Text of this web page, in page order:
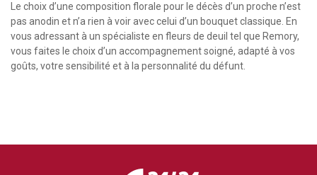
Le choix d’une composition florale pour le décès d’un proche n’est
pas anodin et n’a rien à voir avec celui d’un bouquet classique. En
vous adressant à un spécialiste en fleurs de deuil tel que Remory,
vous faites le choix d’un accompagnement soigné, adapté à vos
goûts, votre sensibilité et à la personnalité du défunt.